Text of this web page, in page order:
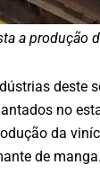
a produção
deste
no
da
de manga.